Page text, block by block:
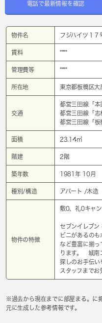
電話で最新情報を確認
物件名 フジハイツ１７
賃料 ****
管理費等 ****
所在地 東京都板橋区
交通
都営三田線「 本
都営三田線「 志
都営三田線「 板
面積 23.14㎡
階建 2階
築年数 1981年 10月
種別/構造 アパート /木造
物件の特徴
敷0、礼0キャ
セブンイレブ
ビニがあるの
など豊富に揃
ります。 城南
探しのお手伝い
スタッフまでお
※過去から現在までに部屋まる。に
元に生成した参考情報です。